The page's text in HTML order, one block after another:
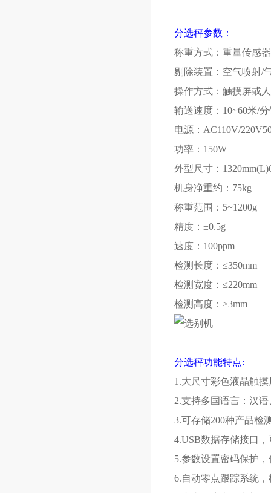
分选秤参数：
称重方式：重量传感器
剔除装置：空气喷射/
操作方式：触摸屏或
输送速度： 10~60米/分
电源： AC110V/
功率： 150W
外型尺寸：
机身净重约： 75kg
称重范围： 5~1200g
精度： ±0.5g
速度： 100ppm
检测长度： ≤350mm
检测宽度： ≤220mm
检测高度： ≥3mm
分选秤功能特点:
1.大尺寸彩色液晶触
2.支持多国语言：汉
3.可存储200种产品检
4.USB数据存储接口
5.参数设置密码保护
6.自动零点跟踪系统